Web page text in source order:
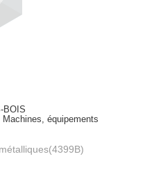
BOIS
équipements